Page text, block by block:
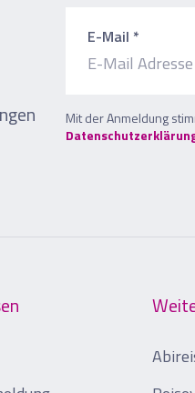
E-Mail *
Mit der Anmeldung